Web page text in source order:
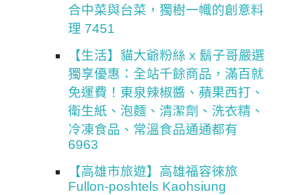
合中菜與台菜，獨樹一幟的創意料
理 7451
【生活】貓大爺粉絲 x 鬍子哥嚴選
獨享優惠：全站千餘商品，滿百就
免運費！東泉辣椒醬、蘋果西打、
衛生紙、泡麵、清潔劑、洗衣精、
冷凍食品、常溫食品通通都有
6963
【高雄市旅遊】高雄福容徠旅
Fullon-poshtels Kaohsiung